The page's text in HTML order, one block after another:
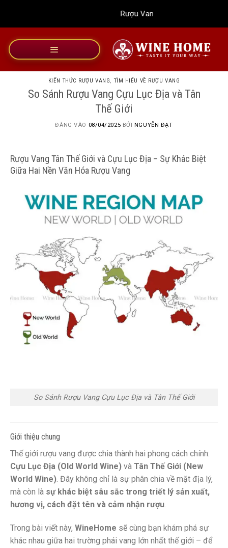
dung
Rượu Vang Wine Home
KIẾN THỨC RƯỢU VANG, TÌM HIỂU VỀ RƯỢU VANG
So Sánh Rượu Vang Cựu Lục Địa và Tân
Thế Giới
ĐĂNG VÀO 08/04/2025 BỞI NGUYỄN ĐẠT
Rượu Vang Tân Thế Giới và Cựu Lục Địa – Sự Khác Biệt
Giữa Hai Nền Văn Hóa Rượu Vang
So Sánh Rượu Vang Cựu Lục Địa và Tân Thế Giới
Giới thiệu chung
Thế giới rượu vang được chia thành hai phong cách chính:
Cựu Lục Địa (Old World Wine) và Tân Thế Giới (New
World Wine). Đây không chỉ là sự phân chia về mặt địa lý,
mà còn là sự khác biệt sâu sắc trong triết lý sản xuất,
hương vị, cách đặt tên và cảm nhận rượu.
Trong bài viết này, WineHome sẽ cùng bạn khám phá sự
khác nhau giữa hai trường phái vang lớn nhất thế giới – để